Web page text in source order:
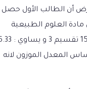
أن الطالب الأول حصل
عام : 17 و علامة 15 في مادة العلوم الطبيعية
(17*2) + 15 تقسيم 3 و
المعدل الموزون لانه